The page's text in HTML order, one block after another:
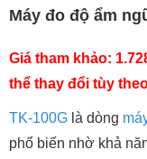
Máy đo độ ẩm
Giá tham khảo:
thể thay đổi tùy
TK-100G là dòng
phổ biến nhờ khả